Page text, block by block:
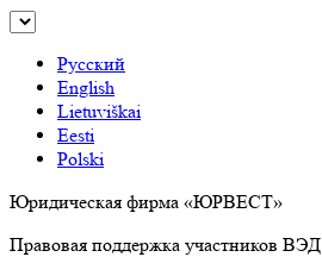
Русский
English
Lietuviškai
Eesti
Polski
Юридическая фирма «ЮРВЕСТ»
Правовая поддержка участников ВЭД